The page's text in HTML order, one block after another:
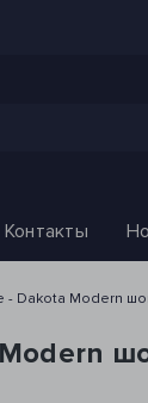
Контакты
- Dakota Modern